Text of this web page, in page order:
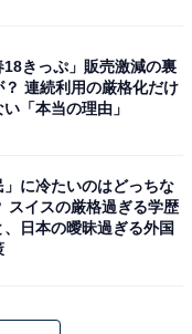
しー（橋本陽）さん（右）
下公園 メインステー
しーさんは、今
18きっぷ」販売激減の裏
？ 連続利用の厳格化だけ
「本当の理由」
」に冷たいのはどっちな
スイスの厳格過ぎる学歴
、日本の曖昧過ぎる外国